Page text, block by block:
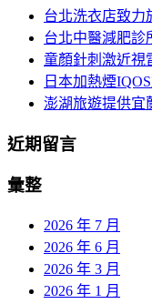
台北洗衣店致力
台北中醫減肥診
童顏針刺激近視
日本加熱煙
澎湖旅遊提供宜
近期留言
彙整
2026 年 7 月
2026 年 6 月
2026 年 3 月
2026 年 1 月